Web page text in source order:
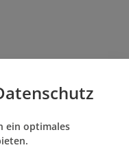
ein optimales